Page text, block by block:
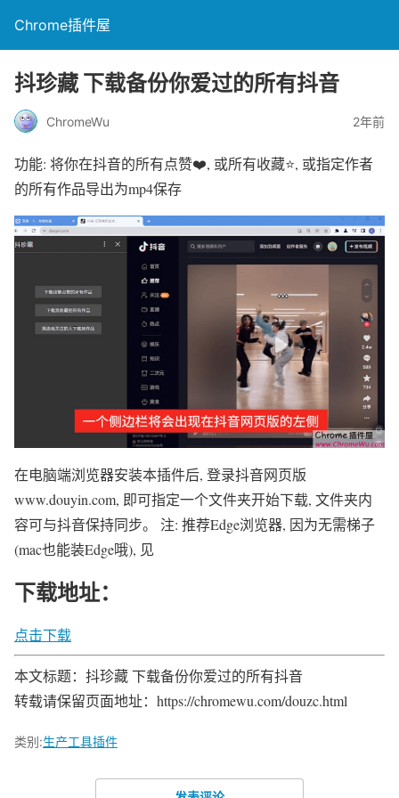
Chrome插件屋
抖珍藏 下载备份你爱过的所有抖音
ChromeWu 2年前
功能: 将你在抖音的所有点赞❤️, 或所有收藏⭐, 或指定作者
的所有作品导出为mp4保存
在电脑端浏览器安装本插件后, 登录抖音网页版
www.douyin.com, 即可指定一个文件夹开始下载, 文件夹内
容可与抖音保持同步。 注: 推荐Edge浏览器, 因为无需梯子
(mac也能装Edge哦), 见
下载地址：
点击下载
本文标题：抖珍藏 下载备份你爱过的所有抖音
转载请保留页面地址：https://chromewu.com/douzc.html
类别:生产工具插件